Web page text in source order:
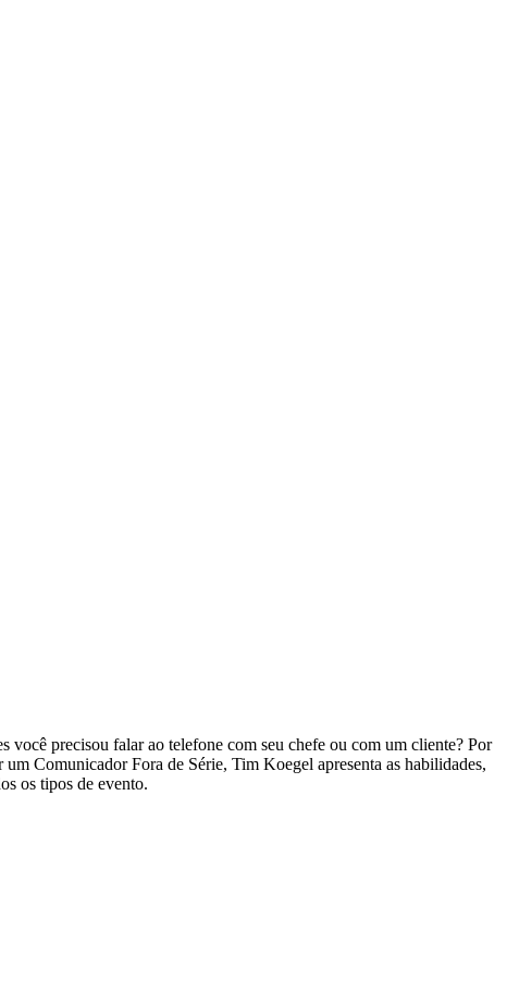
você precisou falar ao telefone com seu chefe ou com um cliente? Por
Comunicador Fora de Série, Tim Koegel apresenta as habilidades,
os tipos de evento.